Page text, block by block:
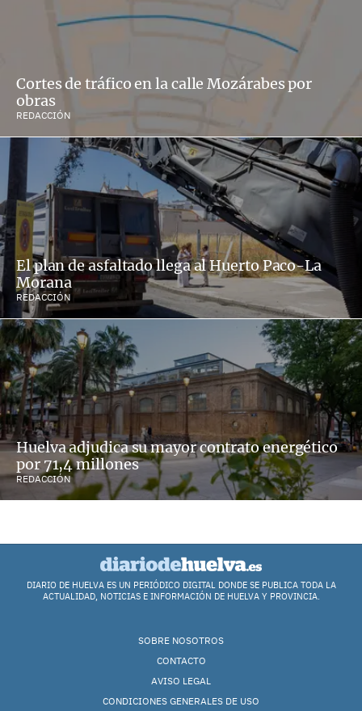
Cortes de tráfico en la calle Mozárabes por
obras
REDACCIÓN
El plan de asfaltado llega al Huerto Paco-La
Morana
REDACCIÓN
Huelva adjudica su mayor contrato energético
por 71,4 millones
REDACCIÓN
DIARIO DE HUELVA ES UN PERIÓDICO DIGITAL DONDE SE PUBLICA TODA LA
ACTUALIDAD, NOTICIAS E INFORMACIÓN DE HUELVA Y PROVINCIA.
SOBRE NOSOTROS
CONTACTO
AVISO LEGAL
CONDICIONES GENERALES DE USO